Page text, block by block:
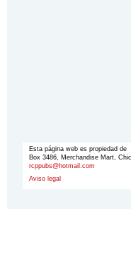
Esta página web es propiedad
Box 3486, Merchandise Mart,
rcppubs@hotmail.com
Aviso legal